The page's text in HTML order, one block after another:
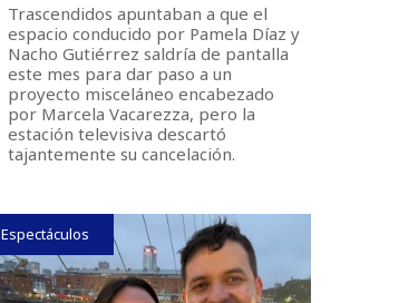
Trascendidos apuntaban a que el
espacio conducido por Pamela Díaz y
Nacho Gutiérrez saldría de pantalla
este mes para dar paso a un
proyecto misceláneo encabezado
por Marcela Vacarezza, pero la
estación televisiva descartó
tajantemente su cancelación.
Espectáculos